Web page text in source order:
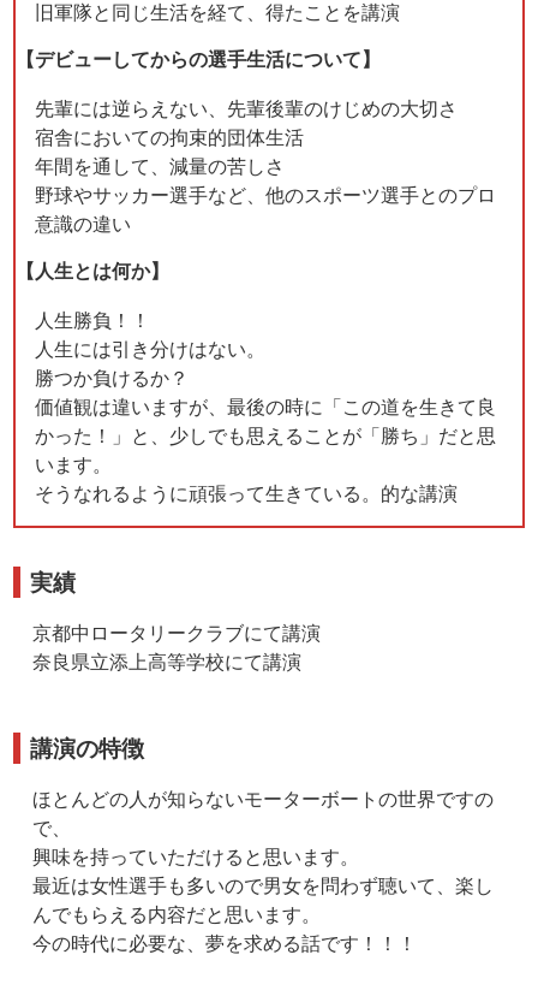
旧軍隊と同じ生活を経て、得たことを講演
【デビューしてからの選手生活について】
先輩には逆らえない、先輩後輩のけじめの大切さ
宿舎においての拘束的団体生活
年間を通して、減量の苦しさ
野球やサッカー選手など、他のスポーツ選手とのプロ
意識の違い
【人生とは何か】
人生勝負！！
人生には引き分けはない。
勝つか負けるか？
価値観は違いますが、最後の時に「この道を生きて良
かった！」と、少しでも思えることが「勝ち」だと思
います。
そうなれるように頑張って生きている。的な講演
実績
京都中ロータリークラブにて講演
奈良県立添上高等学校にて講演
講演の特徴
ほとんどの人が知らないモーターボートの世界ですの
で、
興味を持っていただけると思います。
最近は女性選手も多いので男女を問わず聴いて、楽し
んでもらえる内容だと思います。
今の時代に必要な、夢を求める話です！！！